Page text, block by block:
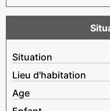
Situation
Lieu d'habitation
Age